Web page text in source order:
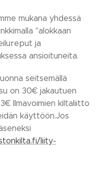
mukana yhdessä
"alokkaan
ja
ansioituneita.
seitsemällä
on 30€ jakautuen
Ilmavoimien kiltaliitto
käyttöön.Jos
liity-